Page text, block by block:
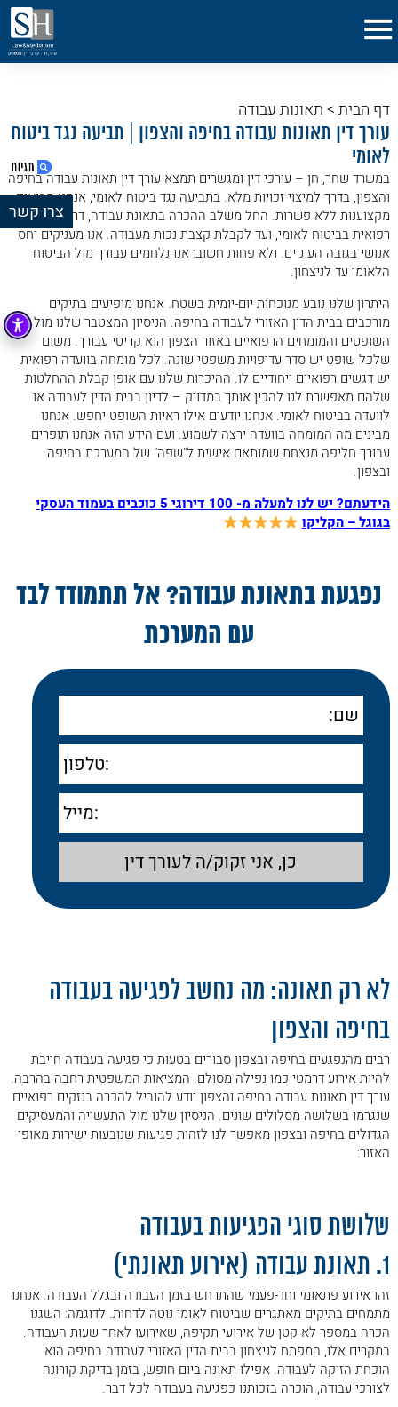
1. עורך דין תאונות עבודה בחיפה והצפון | תביעה
בחיפה והצפון
3. שלושת סוגי הפגיעות בעבודה
4. מקרה בוחן מהשטח: חשיפה לגרפיט והכרה
באסטמה כמחלת מקצוע (למרות קיומו של "עבר
רפואי")
5. שיטת "האסטרטגיה המנצחת" של עורך דין
תאונות עבודה בחיפה: כך אנחנו בונים את התיק
6. האסטרטגיה מאחורי התיעוד: למה אנחנו לא
ממהרים להגיש חוות דעת פרטיות?
הניצחון נקבע עוד לפני שנכנסת לחדר
8. נוסחת ה"בינגו" של עורך דין תאונות עבודה
בחיפה והצפון: איך מייצרים הלימה מנצחת?
9. אסטרטגיית הפיצוי המקסימלי: כמה כסף
מגיע לך מהביטוח הלאומי?
10. ארגז הכלים של עורך דין תאונות עבודה
11. אסטרטגיית ערעור על החלטת וועדה רפואית
בחיפה: איך הופכים דחייה לפיצוי?
12. ערעור לבית הדין לעבודה בחיפה: הדרך
להכרה בהתקף לב ותאונות מורכבות
13. הכנה אסטרטגית לוועדה רפואית בביטוח
לאומי: המדריך המלא עבורך – מקריית שמונה
14. פיצויים מעבר לביטוח הלאומי: האם ניתן
ומקסימום גמישות
מתחיל בבחירת עורך דין תאונות עבודה בחיפה
והצפון
17. תאונת עבודה וביטוח לאומי: שאלות
ותשובות
18. 1. תאונת עבודה (אירוע תאונתי)
22. 1. ביסוס תביעה נגד ביטוח לאומי והכרה
בתאונת עבודה
23. 2. דיוק מנגנון הפציעה וההיבט הרפואי
24. 3. ניהול ומעקב רפואי אקטיבי (מיצוי זכויות)
של עורך דין תאונות עבודה בחיפה
25. מתי חוות דעת מומחה היא הדרך היחידה
לניצחון?
26. 1. התשתית התיעודית (המסמכים הרפואיים)
שם
טלפון
מייל
דף הבית>תאונות עבודה
עורך דין תאונות עבודה בחיפה והצפון | תביעה נגד ביטוח
לאומי
במשרד שחר, חן – עורכי דין ומגשרים תמצא עורך דין תאונות עבודה בחיפה
והצפון, בדרך למיצוי זכויות מלא. בתביעה נגד ביטוח לאומי, אנחנו מביאים
מקצוענות ללא פשרות. החל משלב ההכרה בתאונת עבודה, דרך ועדה
רפואית בביטוח לאומי, ועד לקבלת קצבת נכות מעבודה. אנו מעניקים יחס
אנושי בגובה העיניים. ולא פחות חשוב: אנו נלחמים עבורך מול הביטוח
הלאומי עד לניצחון.
היתרון שלנו נובע מנוכחות יום-יומית בשטח. אנחנו מופיעים בתיקים
מורכבים בבית הדין האזורי לעבודה בחיפה. הניסיון המצטבר שלנו מול
השופטים והמומחים הרפואיים באזור הצפון הוא קריטי עבורך. משום
שלכל שופט יש סדר עדיפויות משפטי שונה. לכל מומחה בוועדה רפואית
יש דגשים רפואיים ייחודיים לו. ההיכרות שלנו עם אופן קבלת ההחלטות
שלהם מאפשרת לנו להכין אותך במדויק – לדיון בבית הדין לעבודה או
לוועדה בביטוח לאומי. אנחנו יודעים אילו ראיות השופט יחפש. אנחנו
מבינים מה המומחה בוועדה ירצה לשמוע. ועם הידע הזה אנחנו תופרים
עבורך חליפה מנצחת שמותאם אישית ל"שפה" של המערכת בחיפה
ובצפון.
הידעתם? יש לנו למעלה מ- 100 דירוגי 5 כוכבים בעמוד העסקי
בגוגל – הקליקו
נפגעת בתאונת עבודה? אל תתמודד לבד
עם המערכת
לא רק תאונה: מה נחשב לפגיעה בעבודה
בחיפה והצפון
רבים מהנפגעים בחיפה ובצפון סבורים בטעות כי פגיעה בעבודה חייבת
להיות אירוע דרמטי כמו נפילה מסולם. המציאות המשפטית רחבה בהרבה.
עורך דין תאונות עבודה בחיפה והצפון יודע להוביל להכרה בנזקים רפואיים
שנגרמו בשלושה מסלולים שונים. הניסיון שלנו מול התעשייה והמעסיקים
הגדולים בחיפה ובצפון מאפשר לנו לזהות פגיעות שנובעות ישירות מאופי
האזור:
שלושת סוגי הפגיעות בעבודה
1. תאונת עבודה (אירוע תאונתי)
זהו אירוע פתאומי וחד-פעמי שהתרחש בזמן העבודה ובגלל העבודה. אנחנו
מתמחים בתיקים מאתגרים שביטוח לאומי נוטה לדחות. לדוגמה: השגנו
הכרה במספר לא קטן של אירועי תקיפה, שאירועו לאחר שעות העבודה.
במקרים אלו, המפתח לניצחון בבית הדין האזורי לעבודה בחיפה הוא
הוכחת הזיקה לעבודה. אפילו תאונה ביום חופש, בזמן בדיקת קורונה
לצורכי עבודה, הוכרה בזכותנו כפגיעה בעבודה לכל דבר.
צרו קשר